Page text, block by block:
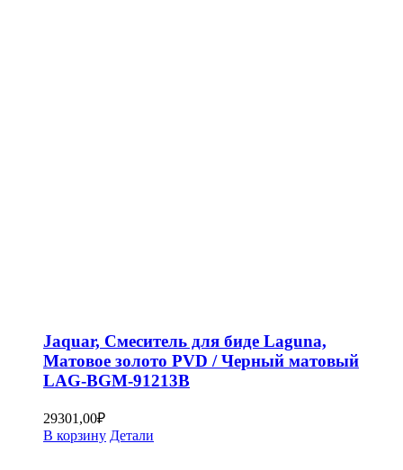
Jaquar, Смеситель для биде Laguna,
Матовое золото PVD / Черный матовый
LAG-BGM-91213B
29301,00₽
В корзину Детали